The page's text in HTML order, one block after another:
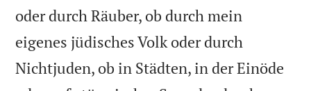
oder durch Räuber, ob durch mein
eigenes jüdisches Volk oder durch
Nichtjuden, ob in Städten, in der Einöde